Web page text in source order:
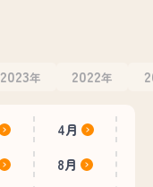
2023年 2022年
4月
8月